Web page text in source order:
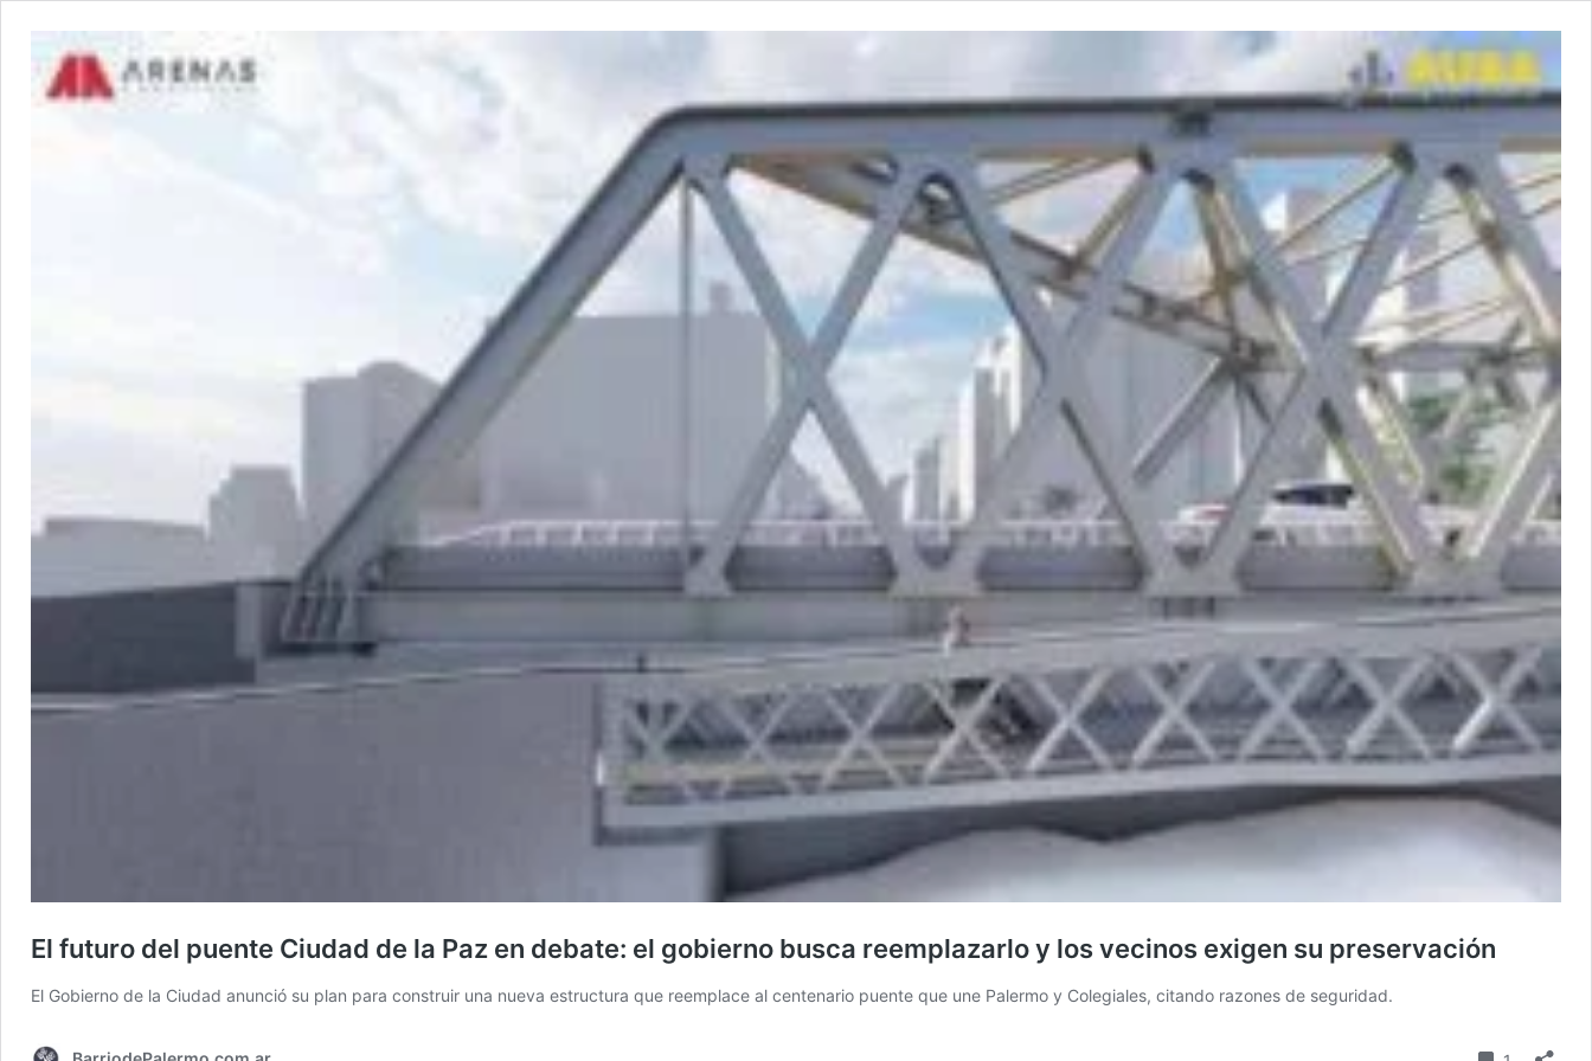
El futuro del puente Ciudad de la Paz en debate: el gobierno busca reemplazarlo y los vecinos exigen su preservación
El Gobierno de la Ciudad anunció su plan para construir una nueva estructura que reemplace al centenario puente que une Palermo y Colegiales, citando razones de seguridad.